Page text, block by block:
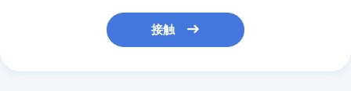
接触